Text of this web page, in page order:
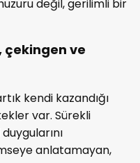
değil, gerilimli bir
çekingen ve
kendi kazandığı
var. Sürekli
anlatamayan,